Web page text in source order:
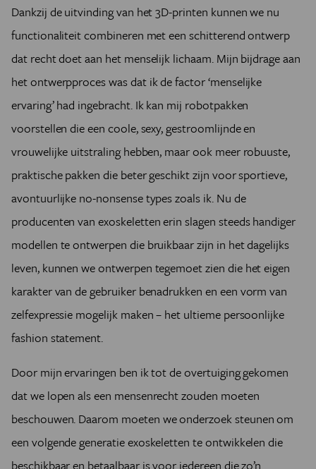
Dankzij de uitvinding van het 3D-printen kunnen we nu
functionaliteit combineren met een schitterend ontwerp
dat recht doet aan het menselijk lichaam. Mijn bijdrage aan
het ontwerpproces was dat ik de factor ‘menselijke
ervaring’ had ingebracht. Ik kan mij robotpakken
voorstellen die een coole, sexy, gestroomlijnde en
vrouwelijke uitstraling hebben, maar ook meer robuuste,
praktische pakken die beter geschikt zijn voor sportieve,
avontuurlijke no-nonsense types zoals ik. Nu de
producenten van exoskeletten erin slagen steeds handiger
modellen te ontwerpen die bruikbaar zijn in het dagelijks
leven, kunnen we ontwerpen tegemoet zien die het eigen
karakter van de gebruiker benadrukken en een vorm van
zelfexpressie mogelijk maken – het ultieme persoonlijke
fashion statement.
Door mijn ervaringen ben ik tot de overtuiging gekomen
dat we lopen als een mensenrecht zouden moeten
beschouwen. Daarom moeten we onderzoek steunen om
een volgende generatie exoskeletten te ontwikkelen die
beschikbaar en betaalbaar is voor iedereen die zo’n